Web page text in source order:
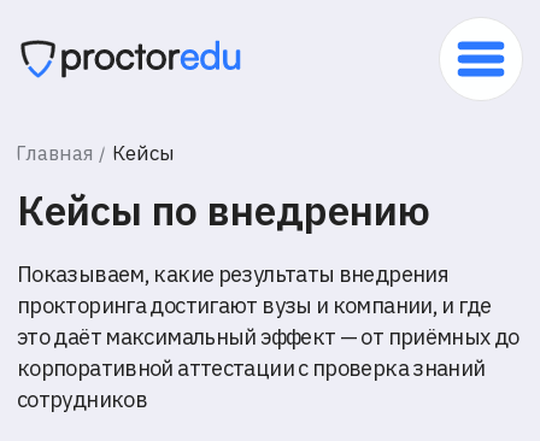
Кейсы по внедрению
Показываем, какие результаты внедрения
прокторинга достигают вузы и компании, и где
это даёт максимальный эффект — от приёмных до
корпоративной аттестации с проверка знаний
сотрудников